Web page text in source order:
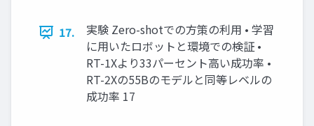
17.
実験 Zero-shotでの方策の利用 • 学習
に用いたロボットと環境での検証 •
RT-1Xより33パーセント高い成功率 •
RT-2Xの55Bのモデルと同等レベルの
成功率 17